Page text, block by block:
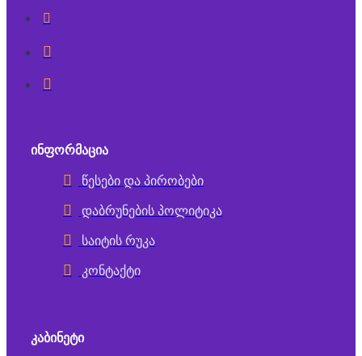
ᲘᲜᲤᲝᲠᲛᲐᲪᲘᲐ
წესები და პირობები
დაბრუნების პოლიტიკა
საიტის რუკა
კონტაქტი
ᲙᲐᲑᲘᲜᲔᲢᲘ